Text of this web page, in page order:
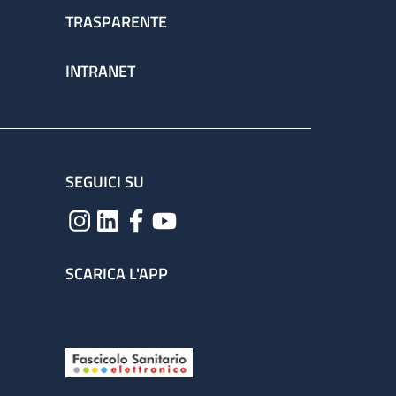
TRASPARENTE
INTRANET
SEGUICI SU
SCARICA L'APP